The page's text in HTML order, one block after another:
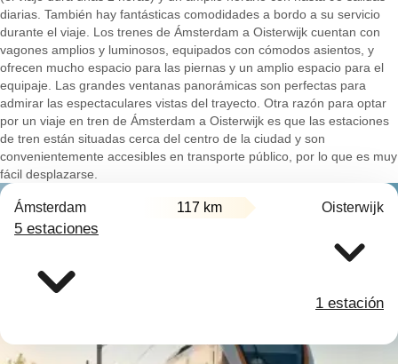
diarias. También hay fantásticas comodidades a bordo a su servicio
durante el viaje. Los trenes de Ámsterdam a Oisterwijk cuentan con
vagones amplios y luminosos, equipados con cómodos asientos, y
ofrecen mucho espacio para las piernas y un amplio espacio para el
equipaje. Las grandes ventanas panorámicas son perfectas para
admirar las espectaculares vistas del trayecto. Otra razón para optar
por un viaje en tren de Ámsterdam a Oisterwijk es que las estaciones
de tren están situadas cerca del centro de la ciudad y son
convenientemente accesibles en transporte público, por lo que es muy
fácil desplazarse.
Ámsterdam 117 km Oisterwijk
5 estaciones
1 estación